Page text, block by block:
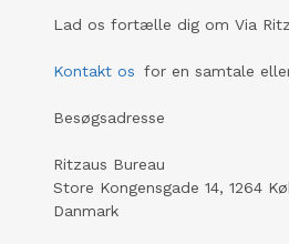
Lad os fortælle dig om Via
Kontakt os for en samtale
Besøgsadresse
Ritzaus Bureau
Store Kongensgade 14, 1264
Danmark